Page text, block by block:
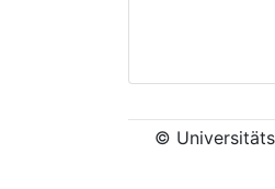
©